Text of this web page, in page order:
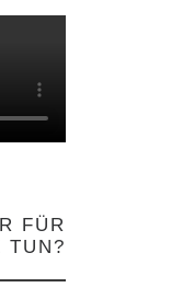
FÜR
TUN?